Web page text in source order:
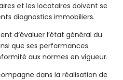
et les locataires doivent se
diagnostics immobiliers.
d’évaluer l’état général du
que ses performances
aux normes en vigueur.
dans la réalisation de